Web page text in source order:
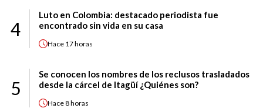
4
Luto en Colombia: destacado periodista fue
encontrado sin vida en su casa
Hace 17 horas
5
Se conocen los nombres de los reclusos trasladados
desde la cárcel de Itagüí ¿Quiénes son?
Hace8 horas